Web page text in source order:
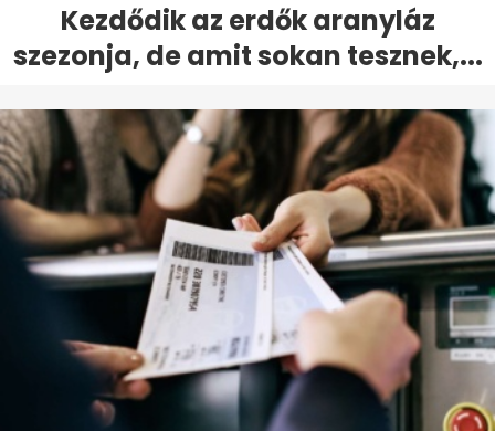
Kezdődik az erdők aranyláz
szezonja, de amit sokan tesznek,...